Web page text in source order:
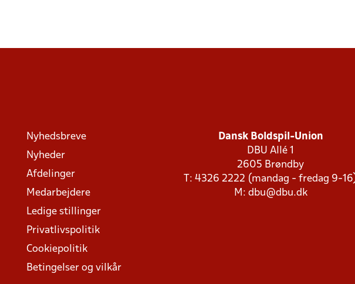
Nyhedsbreve
Nyheder
Afdelinger
Medarbejdere
Ledige stillinger
Privatlivspolitik
Cookiepolitik
Betingelser og vilkår
Dansk Boldspil-Union
DBU Allé 1
2605 Brøndby
T: 4326 2222 (mandag - fredag 9-
M: dbu@dbu.dk